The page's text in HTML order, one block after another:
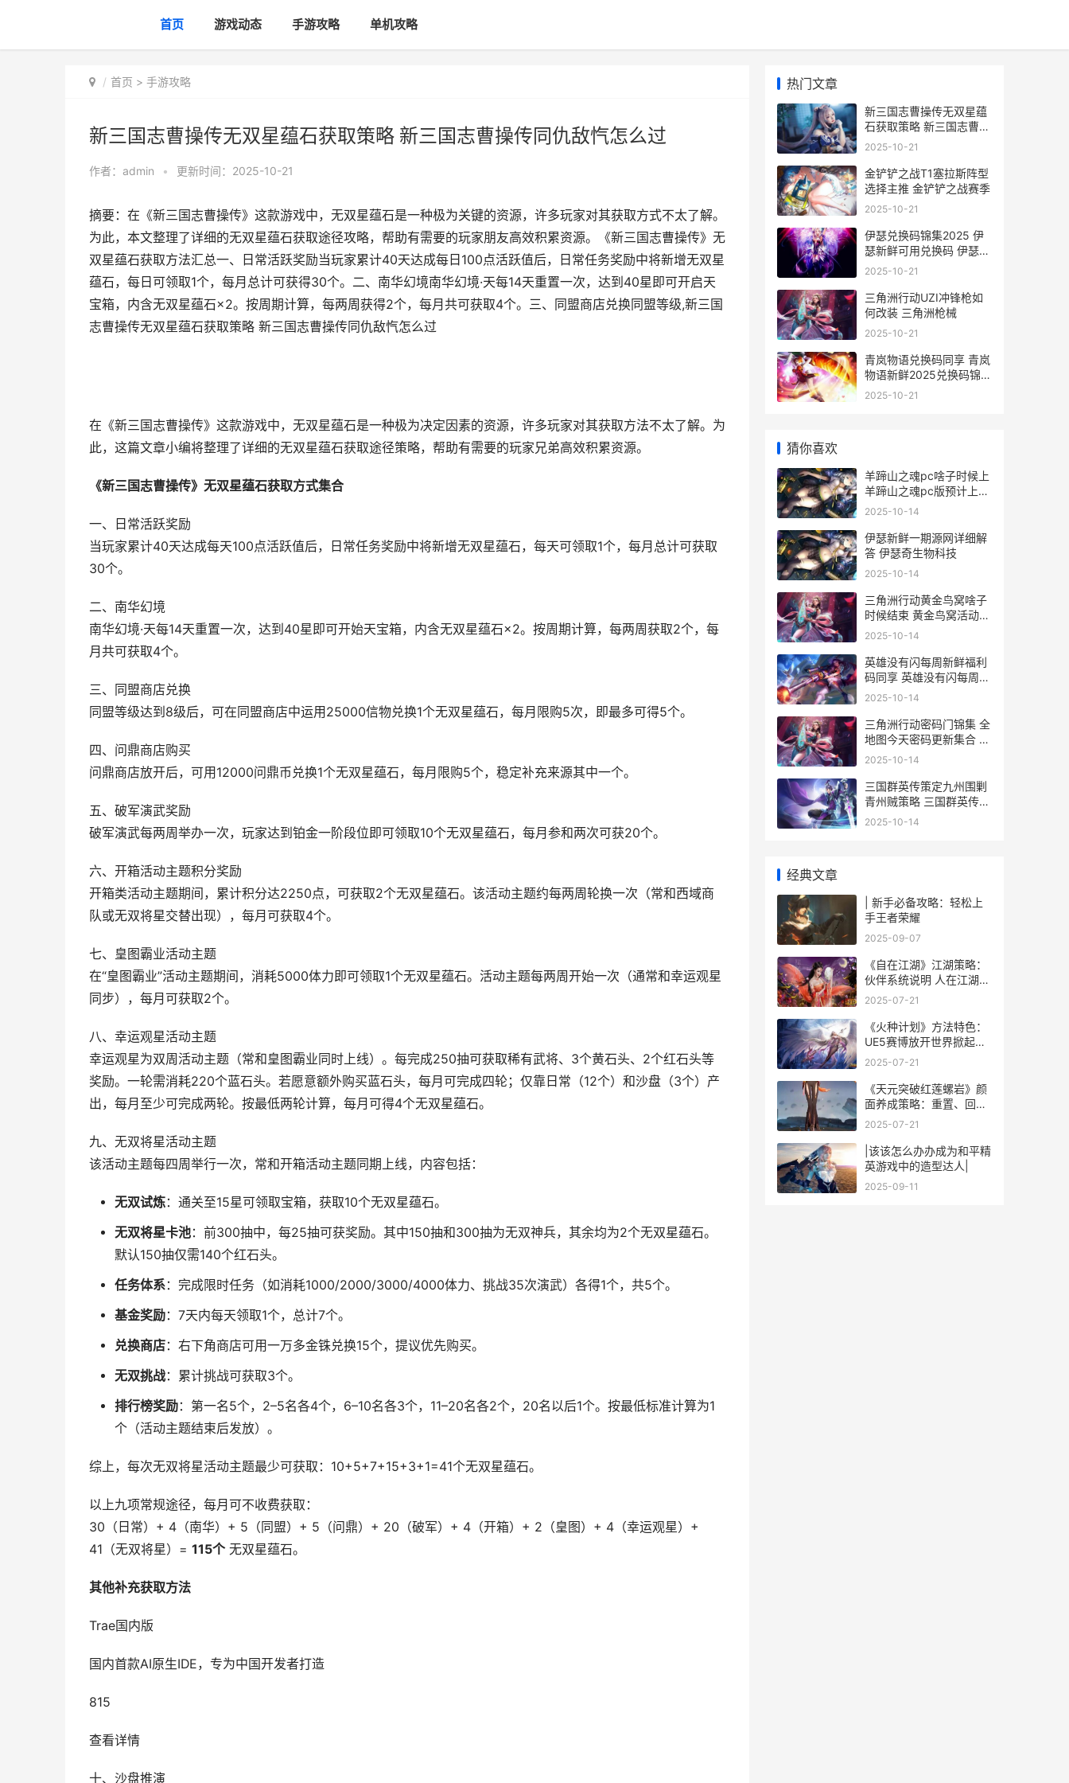
首页 游戏动态 手游攻略 单机攻略
首页 > 手游攻略
新三国志曹操传无双星蕴石获取策略 新三国志曹操传同仇敌忾怎么过
作者： admin • 更新时间：2025-10-21
摘要：在《新三国志曹操传》这款游戏中，无双星蕴石是一种极为关键的资源，许多玩家对其获取方式不太了解。
为此，本文整理了详细的无双星蕴石获取途径攻略，帮助有需要的玩家朋友高效积累资源。《新三国志曹操传》无
双星蕴石获取方法汇总一、日常活跃奖励当玩家累计40天达成每日100点活跃值后，日常任务奖励中将新增无双星
蕴石，每日可领取1个，每月总计可获得30个。二、南华幻境南华幻境·天每14天重置一次，达到40星即可开启天
宝箱，内含无双星蕴石×2。按周期计算，每两周获得2个，每月共可获取4个。三、同盟商店兑换同盟等级,新三国
志曹操传无双星蕴石获取策略 新三国志曹操传同仇敌忾怎么过
在《新三国志曹操传》这款游戏中，无双星蕴石是一种极为决定因素的资源，许多玩家对其获取方法不太了解。为
此，这篇文章小编将整理了详细的无双星蕴石获取途径策略，帮助有需要的玩家兄弟高效积累资源。
《新三国志曹操传》无双星蕴石获取方式集合
一、日常活跃奖励
当玩家累计40天达成每天100点活跃值后，日常任务奖励中将新增无双星蕴石，每天可领取1个，每月总计可获取
30个。
二、南华幻境
南华幻境·天每14天重置一次，达到40星即可开始天宝箱，内含无双星蕴石×2。按周期计算，每两周获取2个，每
月共可获取4个。
三、同盟商店兑换
同盟等级达到8级后，可在同盟商店中运用25000信物兑换1个无双星蕴石，每月限购5次，即最多可得5个。
四、问鼎商店购买
问鼎商店放开后，可用12000问鼎币兑换1个无双星蕴石，每月限购5个，稳定补充来源其中一个。
五、破军演武奖励
破军演武每两周举办一次，玩家达到铂金一阶段位即可领取10个无双星蕴石，每月参和两次可获20个。
六、开箱活动主题积分奖励
开箱类活动主题期间，累计积分达2250点，可获取2个无双星蕴石。该活动主题约每两周轮换一次（常和西域商
队或无双将星交替出现），每月可获取4个。
七、皇图霸业活动主题
在“皇图霸业”活动主题期间，消耗5000体力即可领取1个无双星蕴石。活动主题每两周开始一次（通常和幸运观星
同步），每月可获取2个。
八、幸运观星活动主题
幸运观星为双周活动主题（常和皇图霸业同时上线）。每完成250抽可获取稀有武将、3个黄石头、2个红石头等
奖励。一轮需消耗220个蓝石头。若愿意额外购买蓝石头，每月可完成四轮；仅靠日常（12个）和沙盘（3个）产
出，每月至少可完成两轮。按最低两轮计算，每月可得4个无双星蕴石。
九、无双将星活动主题
该活动主题每四周举行一次，常和开箱活动主题同期上线，内容包括：
无双试炼：通关至15星可领取宝箱，获取10个无双星蕴石。
无双将星卡池：前300抽中，每25抽可获奖励。其中150抽和300抽为无双神兵，其余均为2个无双星蕴石。
默认150抽仅需140个红石头。
任务体系：完成限时任务（如消耗1000/2000/3000/4000体力、挑战35次演武）各得1个，共5个。
基金奖励：7天内每天领取1个，总计7个。
兑换商店：右下角商店可用一万多金铢兑换15个，提议优先购买。
无双挑战：累计挑战可获取3个。
排行榜奖励：第一名5个，2–5名各4个，6–10名各3个，11–20名各2个，20名以后1个。按最低标准计算为1
个（活动主题结束后发放）。
综上，每次无双将星活动主题最少可获取：10+5+7+15+3+1=41个无双星蕴石。
以上九项常规途径，每月可不收费获取：
30（日常）+ 4（南华）+ 5（同盟）+ 5（问鼎）+ 20（破军）+ 4（开箱）+ 2（皇图）+ 4（幸运观星）+
41（无双将星）= 115个无双星蕴石。
其他补充获取方法
Trae国内版
国内首款AI原生IDE，专为中国开发者打造
815
查看详情
十、沙盘推演
热门文章
新三国志曹操传无双星蕴
石获取策略 新三国志曹操
传同仇敌忾怎么过
2025-10-21
金铲铲之战T1塞拉斯阵型
选择主推 金铲铲之战赛季
2025-10-21
伊瑟兑换码锦集2025 伊
瑟新鲜可用兑换码 伊瑟拉
多久获得
2025-10-21
三角洲行动UZI冲锋枪如
何改装 三角洲枪械
2025-10-21
青岚物语兑换码同享 青岚
物语新鲜2025兑换码锦集
青岚物语兑换码使用方法
2025-10-21
猜你喜欢
羊蹄山之魂pc啥子时候上
羊蹄山之魂pc版预计上线
时间 羊蹄山是活火山吗
2025-10-14
伊瑟新鲜一期源网详细解
答 伊瑟奇生物科技
2025-10-14
三角洲行动黄金鸟窝啥子
时候结束 黄金鸟窝活动主
题结束时间概括 三角洲行
2025-10-14
英雄没有闪每周新鲜福利
码同享 英雄没有闪每周礼
包
2025-10-14
三角洲行动密码门锦集 全
地图今天密码更新集合 三
角洲行动密码对照表
2025-10-14
三国群英传策定九州围剿
青州贼策略 三国群英传策
定九州下载人数
2025-10-14
经典文章
| 新手必备攻略：轻松上
手王者荣耀
2025-09-07
《自在江湖》江湖策略：
伙伴系统说明 人在江湖不
由自主是什么意思
2025-07-21
《火种计划》方法特色：
UE5赛博放开世界掀起自
由掠夺风暴 火种计划能成
2025-07-21
《天元突破红莲螺岩》颜
面养成策略：重置、回
退、拆解系统说明 天元突
2025-07-21
|该该怎么办办成为和平精
英游戏中的造型达人|
2025-09-11